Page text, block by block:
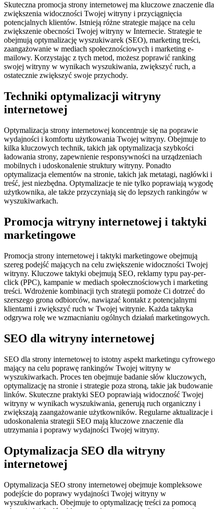
Skuteczna promocja strony internetowej ma kluczowe znaczenie dla
zwiększenia widoczności Twojej witryny i przyciągnięcia
potencjalnych klientów. Istnieją różne strategie mające na celu
zwiększenie obecności Twojej witryny w Internecie. Strategie te
obejmują optymalizację wyszukiwarek (SEO), marketing treści,
zaangażowanie w mediach społecznościowych i marketing e-
mailowy. Korzystając z tych metod, możesz poprawić ranking
swojej witryny w wynikach wyszukiwania, zwiększyć ruch, a
ostatecznie zwiększyć swoje przychody.
Techniki optymalizacji witryny
internetowej
Optymalizacja strony internetowej koncentruje się na poprawie
wydajności i komfortu użytkowania Twojej witryny. Obejmuje to
kilka kluczowych technik, takich jak optymalizacja szybkości
ładowania strony, zapewnienie responsywności na urządzeniach
mobilnych i udoskonalenie struktury witryny. Ponadto
optymalizacja elementów na stronie, takich jak metatagi, nagłówki i
treść, jest niezbędna. Optymalizacje te nie tylko poprawiają wygodę
użytkownika, ale także przyczyniają się do lepszych rankingów w
wyszukiwarkach.
Promocja witryny internetowej i taktyki
marketingowe
Promocja strony internetowej i taktyki marketingowe obejmują
szereg podejść mających na celu zwiększenie widoczności Twojej
witryny. Kluczowe taktyki obejmują SEO, reklamy typu pay-per-
click (PPC), kampanie w mediach społecznościowych i marketing
treści. Wdrożenie kombinacji tych strategii pomoże Ci dotrzeć do
szerszego grona odbiorców, nawiązać kontakt z potencjalnymi
klientami i zwiększyć ruch w Twojej witrynie. Każda taktyka
odgrywa rolę we wzmacnianiu ogólnych działań marketingowych.
SEO dla witryny internetowej
SEO dla strony internetowej to istotny aspekt marketingu cyfrowego
mający na celu poprawę rankingów Twojej witryny w
wyszukiwarkach. Proces ten obejmuje badanie słów kluczowych,
optymalizację na stronie i strategie poza stroną, takie jak budowanie
linków. Skuteczne praktyki SEO poprawiają widoczność Twojej
witryny w wynikach wyszukiwania, generują ruch organiczny i
zwiększają zaangażowanie użytkowników. Regularne aktualizacje i
udoskonalenia strategii SEO mają kluczowe znaczenie dla
utrzymania i poprawy wydajności Twojej witryny.
Optymalizacja SEO dla witryny
internetowej
Optymalizacja SEO strony internetowej obejmuje kompleksowe
podejście do poprawy wydajności Twojej witryny w
wyszukiwarkach. Obejmuje to optymalizację treści za pomocą